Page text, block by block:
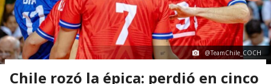
@TeamChile_COCH
Chile rozó la épica: perdió en cinco